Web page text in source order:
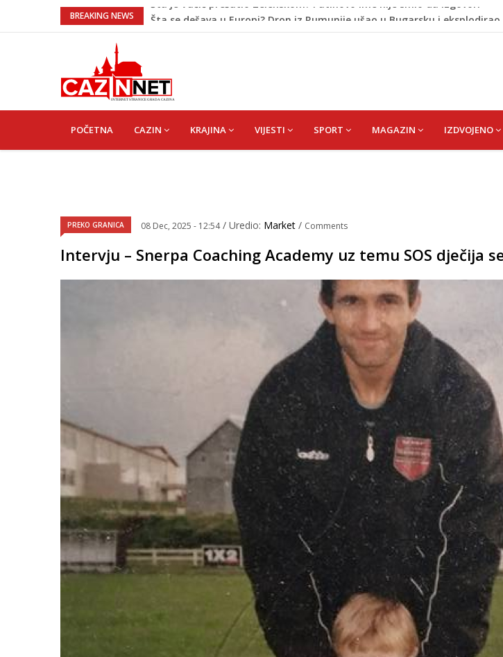
BREAKING NEWS
Šta se dešava u Europi? Dron iz Rumunije ušao u Bugarsku i
Ribari pronašli kosti na isušenom dnu Save, podsjećaju na ljudske
Šta je Vučić prešutio Zelenskom? Putinovo ime nije smio da izgovori
NAVIGATION
POČETNA CAZIN KRAJINA VIJESTI SPORT MAGAZIN IZDVOJENO
PREKO GRANICA 08 Dec, 2025 - 12:54 / Uredio: Market / Comments
Intervju – Snerpa Coaching Academy uz temu SOS dječija